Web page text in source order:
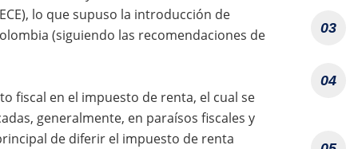
lo que supuso la introducción de
(siguiendo las recomendaciones de
fiscal en el impuesto de renta, el cual se
generalmente, en paraísos fiscales y
de diferir el impuesto de renta